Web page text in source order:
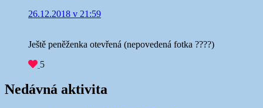
26.12.2018 v 21:59
Ještě peněženka otevřená (nepovedená fotka ????)
5
Nedávná aktivita